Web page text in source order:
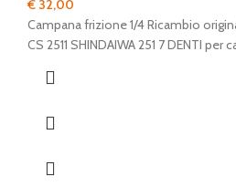
€ 32,00
Campana frizione 1/4 Ricambio
CS 2511 SHINDAIWA 251 7 DENTI